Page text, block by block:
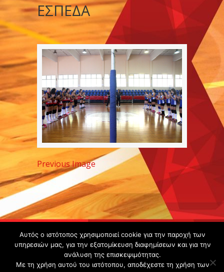
ΕΣΠΕΔΑ
Previous Image
Copyright ©
2020 -
Gsperamatosermis.gr
Αυτός ο ιστότοπος χρησιμοποιεί cookie για την παροχή των
υπηρεσιών μας, για την εξατομίκευση διαφημίσεων και για την
ανάλυση της επισκεψιμότητας.
Με τη χρήση αυτού του ιστότοπου, αποδέχεστε τη χρήση των